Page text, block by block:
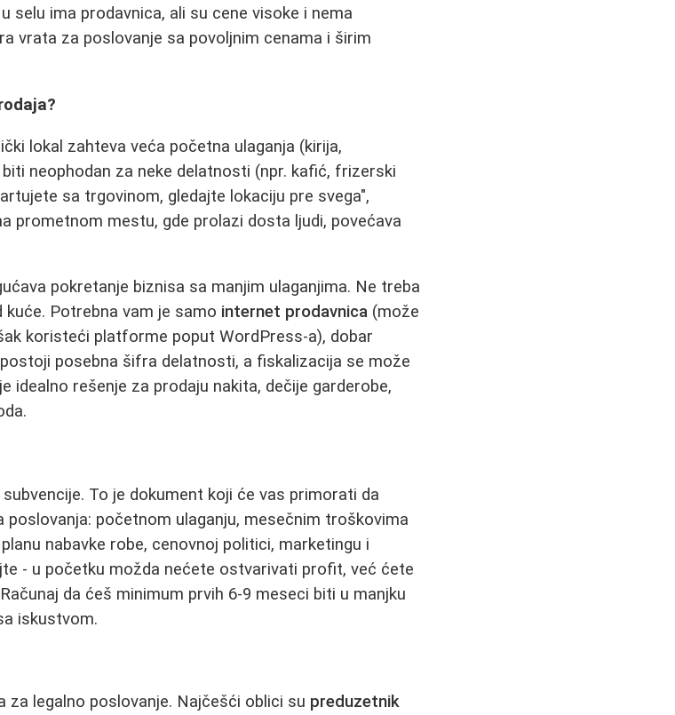
selu ima prodavnica, ali su cene visoke i nema
vrata za poslovanje sa povoljnim cenama i širim
lokal zahteva veća početna ulaganja (kirija,
neophodan za neke delatnosti (npr. kafić, frizerski
sa trgovinom, gledajte lokaciju pre svega",
prometnom mestu, gde prolazi dosta ljudi, povećava
pokretanje biznisa sa manjim ulaganjima. Ne treba
Potrebna vam je samo internet prodavnica (može
koristeći platforme poput WordPress-a), dobar
posebna šifra delatnosti, a fiskalizacija se može
idealno rešenje za prodaju nakita, dečije garderobe,
To je dokument koji će vas primorati da
početnom ulaganju, mesečnim troškovima
nabavke robe, cenovnoj politici, marketingu i
- u početku možda nećete ostvarivati profit, već ćete
da ćeš minimum prvih 6-9 meseci biti u manjku
iskustvom.
za legalno poslovanje. Najčešći oblici su preduzetnik